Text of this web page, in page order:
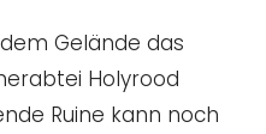
Gelände das
Holyrood
Ruine kann noch